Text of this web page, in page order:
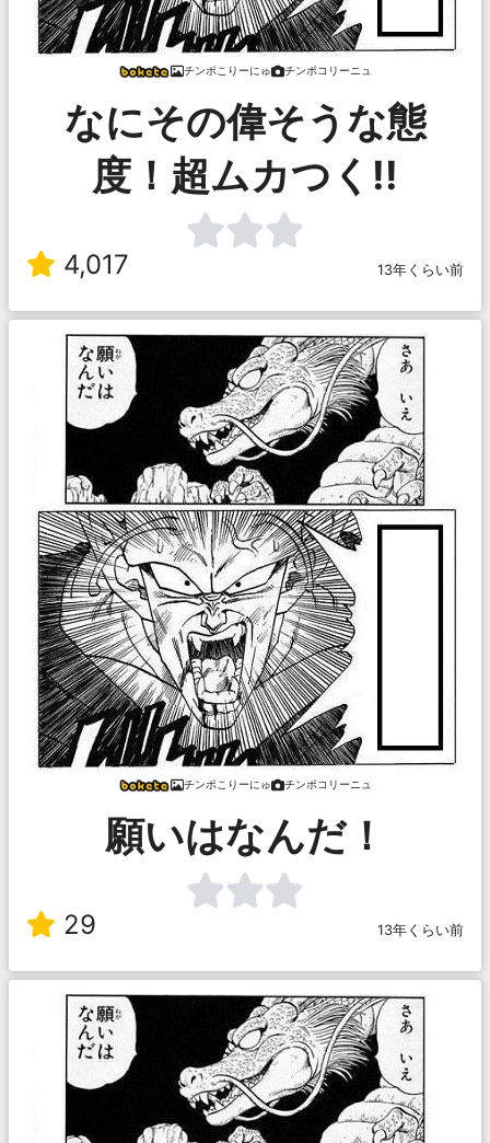
チンポこりーにゅ チンポコリーニュ
なにその偉そうな態
度！超ムカつく!!
4,017 13年くらい前
チンポこりーにゅ チンポコリーニュ
願いはなんだ！
29 13年くらい前